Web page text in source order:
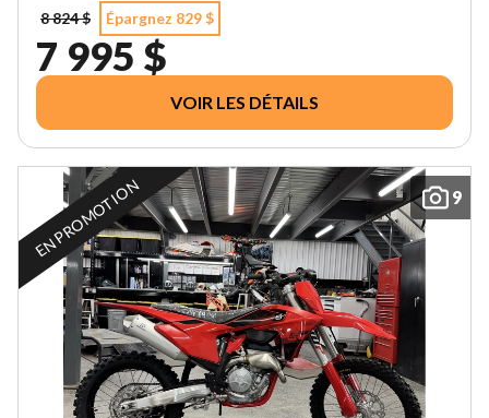
8 824 $
Épargnez 829 $
7 995 $
VOIR LES DÉTAILS
9
EN PROMOTION